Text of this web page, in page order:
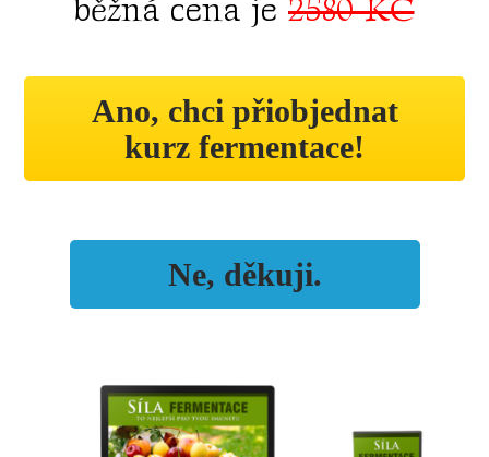
běžná cena je2580 KČ
Ano, chci přiobjednat
kurz fermentace!
Ne, děkuji.